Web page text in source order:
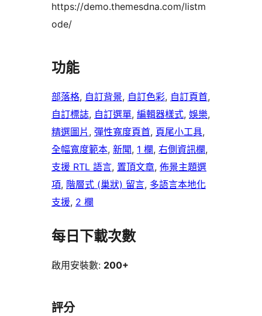
https://demo.themesdna.com/listm
ode/
功能
部落格, 自訂背景, 自訂色彩, 自訂頁首
自訂標誌, 自訂選單, 編輯器樣式, 娛樂
精選圖片 , 彈性寬度頁首, 頁尾小工具
全幅寬度範本, 新聞, 1 欄, 右側資訊欄
支援 RTL 語言, 置頂文章, 佈景主題選
項, 階層式 (巢狀) 留言, 多語言本地化
支援, 2 欄
每日下載次數
啟用安裝數: 200+
評分